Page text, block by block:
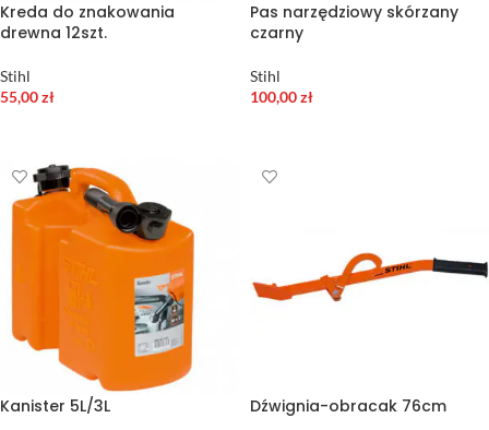
Kreda do znakowania
drewna 12szt.
Stihl
55,00zł
Pas narzędziowy skórzany
czarny
Stihl
100,00zł
Kanister 5L/3L Dźwignia-obracak 76cm